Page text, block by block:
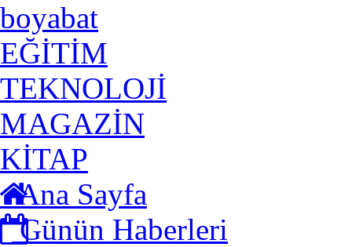
boyabat
EĞİTİM
TEKNOLOJİ
MAGAZİN
KİTAP
Ana Sayfa
Günün Haberleri